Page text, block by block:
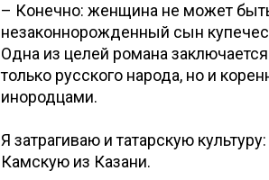
– Конечно: женщина не может
незаконнорожденный сын
Одна из целей романа
только русского народа, но и
инородцами.
Я затрагиваю и татарскую
Камскую из Казани.